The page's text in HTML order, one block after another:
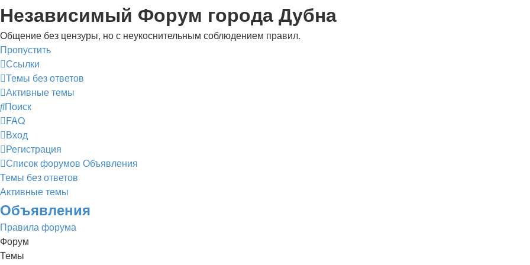
Независимый Форум города Дубна
Общение без цензуры, но с неукоснительным соблюдением правил.
Пропустить
Ссылки
Темы без ответов
Активные темы
Поиск
FAQ
Вход
Регистрация
Список форумов Объявления
Темы без ответов
Активные темы
Объявления
Правила форума
Форум
Темы